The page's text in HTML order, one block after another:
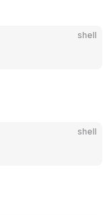
shell
shell